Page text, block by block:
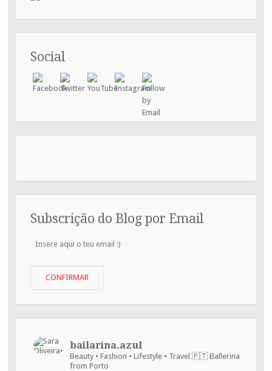
Social
Subscrição do Blog por Email
Insere
CONFIRMAR
bailarina.azul
Beauty • Fashion • Lifestyle • Travel 🇵🇹 Ballerina
from Porto